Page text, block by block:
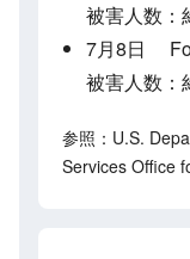
被害人数：
7月8日
被害人数：
参照：U.S.
Services Office